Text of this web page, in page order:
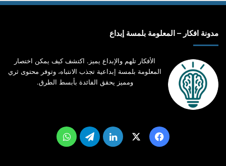
مدونة افكار – المعلومة بلمسة إبداع
الأفكار تلهم والإبداع يميز. اكتشف كيف يمكن اختصار
المعلومة بلمسة إبداعية تجذب الانتباه، وتوفر محتوى ثري
ومميز يحقق الفائدة بأبسط الطرق.
فيسبوك لينكدإنتيلقرامواتساب